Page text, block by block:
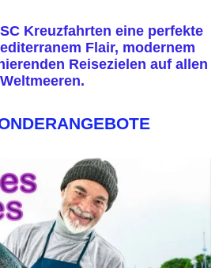
Kreuzfahrten eine perfekte
Flair, modernem
Reisezielen auf allen
Weltmeeren.